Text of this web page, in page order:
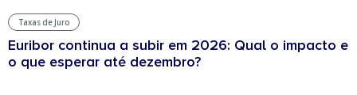
Taxas de Juro
Euribor continua a subir em 2026: Qual o impacto e
o que esperar até dezembro?